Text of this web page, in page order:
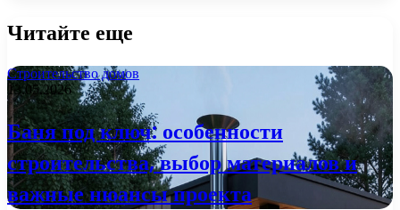
Читайте еще
Строительство домов
13.05.2026
Баня под ключ: особенности
строительства, выбор материалов и
важные нюансы проекта